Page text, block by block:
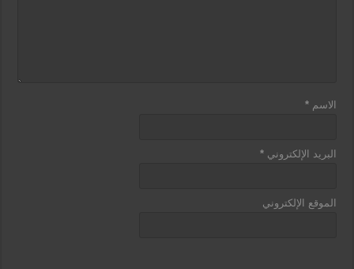
الاسم*
البريد الإلكتروني*
الموقع الإلكتروني